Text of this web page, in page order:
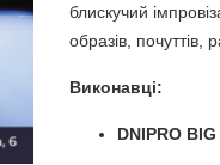
блискучий
образів, почуттів,
Виконавці:
DNIPRO